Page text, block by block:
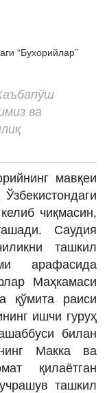
ва
мавқеи
чиқмасин,
Саудия
ташкил
арафасида
Маҳкамаси
қўмита раиси
ишчи гуруҳ
билан
Макка ва
қилаётган
ташкил